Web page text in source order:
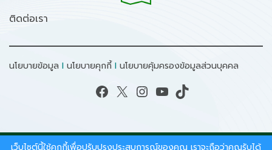
ติดต่อเรา
นโยบายข้อมูล I นโยบายคุกกี้ I นโยบายคุ้มครองข้อมูลส่วนบุคคล
Facebook X Instagram YouTube TikTok
เว็บไซต์นี้ใช้คุกกี้เพื่อปรับปรุงประสบการณ์ของคุณ เราจะถือว่าคุณรับได้